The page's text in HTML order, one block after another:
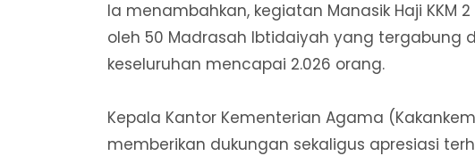
Ia menambahkan, kegiatan Manasik Haji KKM
oleh 50 Madrasah Ibtidaiyah yang tergabung
keseluruhan mencapai 2.026 orang.
Kepala Kantor Kementerian Agama
memberikan dukungan sekaligus apresiasi